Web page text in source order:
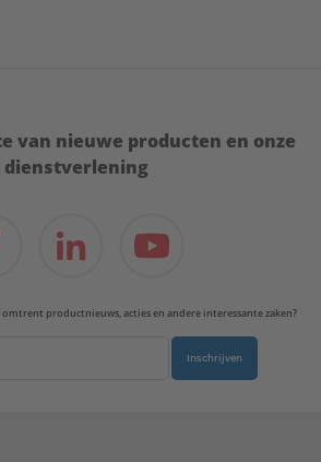
van nieuwe producten en onze
dienstverlening
productnieuws, acties en andere interessante zaken?
Inschrijven